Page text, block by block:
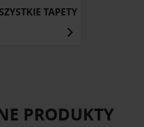
TAPETY
PRODUKTY